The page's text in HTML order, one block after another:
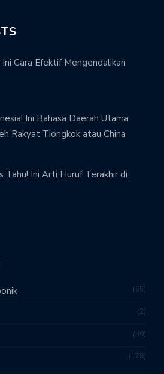
Cara Efektif Mengendalikan
Ini Bahasa Daerah Utama
Rakyat Tiongkok atau China
Tahu! Ini Arti Huruf Terakhir di
85
2
30
178